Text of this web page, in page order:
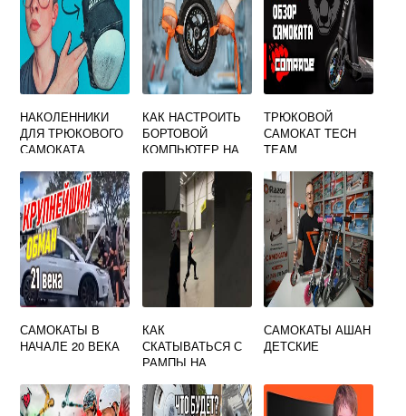
НАКОЛЕННИКИ
ДЛЯ ТРЮКОВОГО
САМОКАТА
КАК НАСТРОИТЬ
БОРТОВОЙ
КОМПЬЮТЕР НА
ТРЮКОВОЙ
САМОКАТ TECH
TEAM
САМОКАТЫ В
НАЧАЛЕ 20 ВЕКА
КАК
СКАТЫВАТЬСЯ С
РАМПЫ НА
САМОКАТЫ АШАН
ДЕТСКИЕ